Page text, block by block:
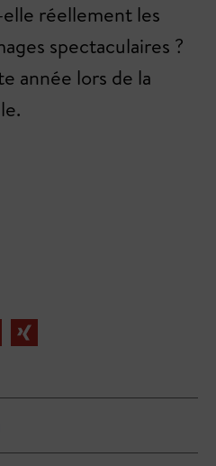
réellement les
spectaculaires ?
année lors de la